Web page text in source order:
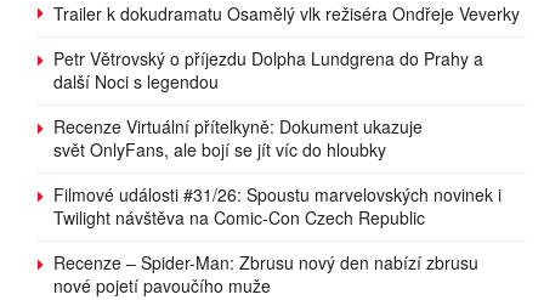
Trailer k dokudramatu Osamělý vlk režiséra Ondřeje Veverky
Petr Větrovský o příjezdu Dolpha Lundgrena do Prahy a
další Noci s legendou
Recenze Virtuální přítelkyně: Dokument ukazuje
svět OnlyFans, ale bojí se jít víc do hloubky
Filmové události #31/26: Spoustu marvelovských novinek i
Twilight návštěva na Comic-Con Czech Republic
Recenze – Spider-Man: Zbrusu nový den nabízí zbrusu
nové pojetí pavoučího muže